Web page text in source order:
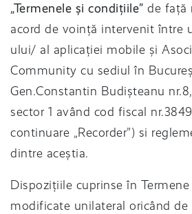
„Termenele și condițiile” de față
acord de voință intervenit între
ului/ al aplicației mobile și
Community cu sediul în
Gen.Constantin Budișteanu
sector 1 având cod fiscal
continuare „Recorder”) si
dintre aceștia.
Dispozițiile cuprinse în
modificate unilateral oricând de